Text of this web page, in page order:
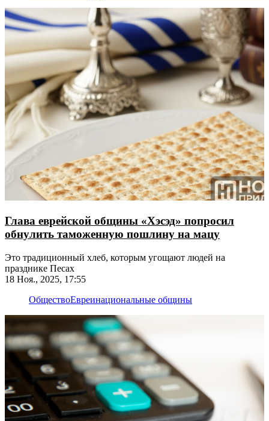
Глава еврейской общины «Хэсэд» попросил
обнулить таможенную пошлину на мацу
Это традиционный хлеб, которым угощают людей на
празднике Песах
18 Ноя., 2025, 17:55
ОбществоЕвреинациональные общины